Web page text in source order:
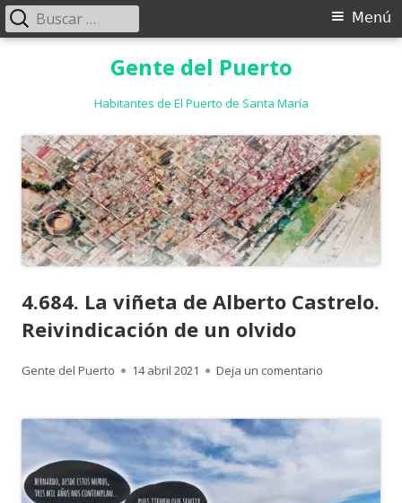
Gente del Puerto
Habitantes de El Puerto de Santa María
Menú
Menú
Buscar:
4.684. La viñeta de Alberto Castrelo.
Reivindicación de un olvido
Autor
Gente del Puerto
Publicado
14 abril 2021 Deja un comentario